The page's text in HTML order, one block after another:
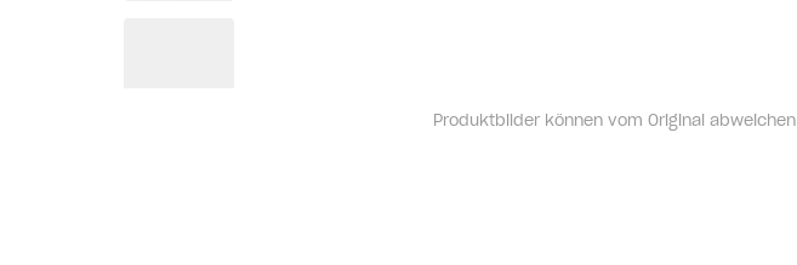
Produktbilder können vom Original abweichen